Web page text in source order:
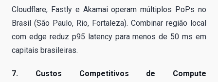
Cloudflare, Fastly e Akamai operam múltiplos PoPs no
Brasil (São Paulo, Rio, Fortaleza). Combinar região local
com edge reduz p95 latency para menos de 50 ms em
capitais brasileiras.
7. Custos Competitivos de Compute